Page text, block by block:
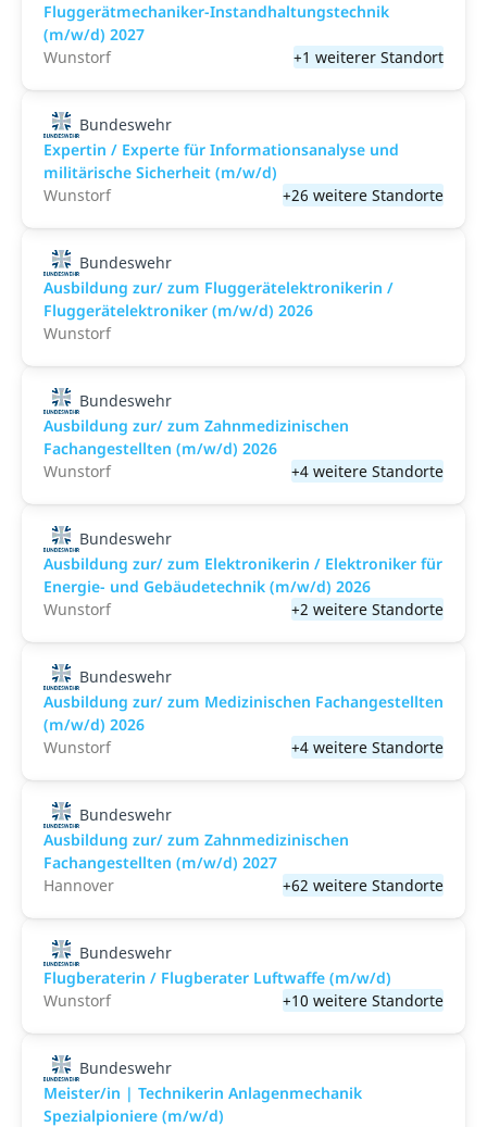
Fluggerätmechaniker-Instandhaltungstechnik
(m/w/d) 2027
Wunstorf
+1 weiterer Standort
Bundeswehr
Expertin / Experte für Informationsanalyse und
militärische Sicherheit (m/w/d)
Wunstorf
+26 weitere Standorte
Bundeswehr
Ausbildung zur/ zum Fluggerätelektronikerin /
Fluggerätelektroniker (m/w/d) 2026
Wunstorf
Bundeswehr
Ausbildung zur/ zum Zahnmedizinischen
Fachangestellten (m/w/d) 2026
Wunstorf
+4 weitere Standorte
Bundeswehr
Ausbildung zur/ zum Elektronikerin / Elektroniker für
Energie- und Gebäudetechnik (m/w/d) 2026
Wunstorf
+2 weitere Standorte
Bundeswehr
Ausbildung zur/ zum Medizinischen Fachangestellten
(m/w/d) 2026
Wunstorf
+4 weitere Standorte
Bundeswehr
Ausbildung zur/ zum Zahnmedizinischen
Fachangestellten (m/w/d) 2027
Hannover
+62 weitere Standorte
Bundeswehr
Flugberaterin / Flugberater Luftwaffe (m/w/d)
Wunstorf
+10 weitere Standorte
Bundeswehr
Meister/in | Technikerin Anlagenmechanik
Spezialpioniere (m/w/d)